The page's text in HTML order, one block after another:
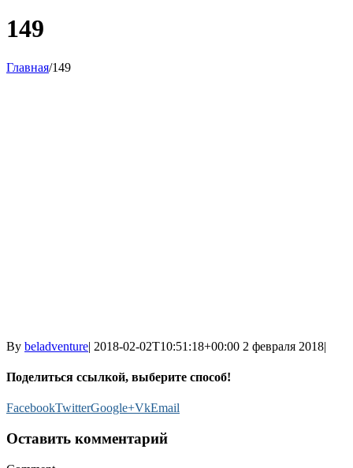
149
Главная/149
By beladventure| 2018-02-02T10:51:18+00:00 2 февраля 2018|
Поделиться ссылкой, выберите способ!
FacebookTwitterGoogle+VkEmail
Оставить комментарий